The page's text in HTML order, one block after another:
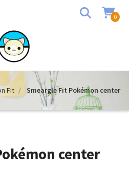
0
Fit Smeargle Fit Pokémon center
center